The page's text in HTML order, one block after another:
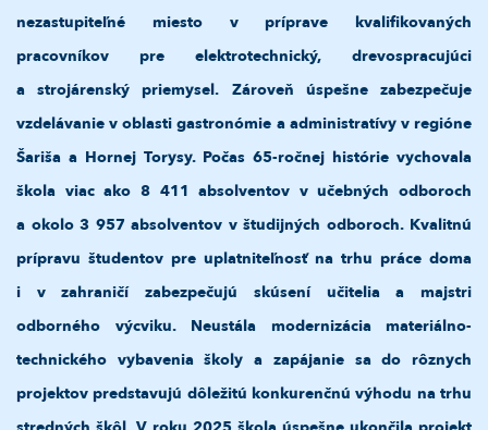
nezastupiteľné miesto v príprave kvalifikovaných
pracovníkov pre elektrotechnický, drevospracujúci
a strojárenský priemysel. Zároveň úspešne zabezpečuje
vzdelávanie v oblasti gastronómie a administratívy v regióne
Šariša a Hornej Torysy. Počas 65-ročnej histórie vychovala
škola viac ako 8 411 absolventov v učebných odboroch
a okolo 3 957 absolventov v študijných odboroch. Kvalitnú
prípravu študentov pre uplatniteľnosť na trhu práce doma
i v zahraničí zabezpečujú skúsení učitelia a majstri
odborného výcviku. Neustála modernizácia materiálno-
technického vybavenia školy a zapájanie sa do rôznych
projektov predstavujú dôležitú konkurenčnú výhodu na trhu